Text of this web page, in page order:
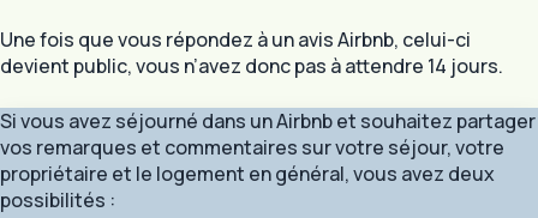
Une fois que vous répondez à un avis Airbnb, celui-ci
devient public, vous n’avez donc pas à attendre 14 jours.
Si vous avez séjourné dans un Airbnb et souhaitez partager
vos remarques et commentaires sur votre séjour, votre
propriétaire et le logement en général, vous avez deux
possibilités :